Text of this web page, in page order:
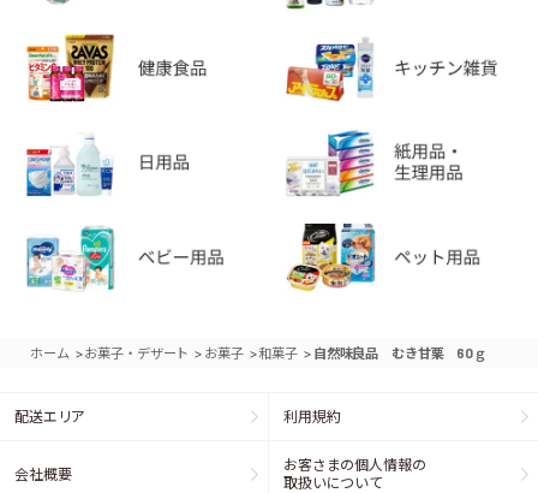
ホーム >お菓子・デザート > お菓子 >和菓子 > 自然味良品 むき甘栗 60ｇ
配送エリア 利用規約
会社概要
お客さまの個人情報の
取扱いについて